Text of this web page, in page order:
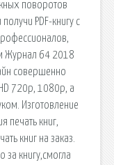
поворотов
PDF-книгу с
Журнал 64 2018
совершенно
720p, 1080p, а
Изготовление
печать книг,
книг на заказ.
за книгу,смогла